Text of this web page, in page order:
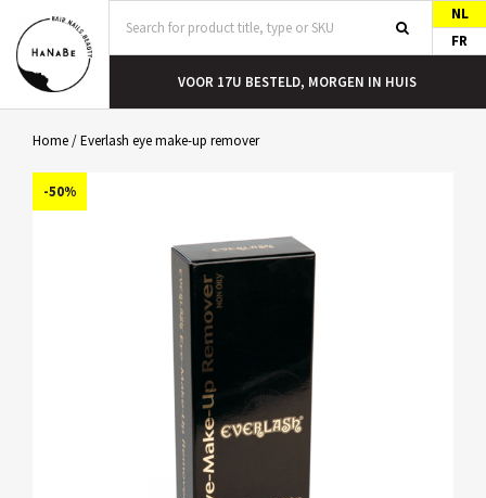
NL
FR
VOOR 17U BESTELD, MORGEN IN HUIS
Home/Everlash eye make-up remover
-50%